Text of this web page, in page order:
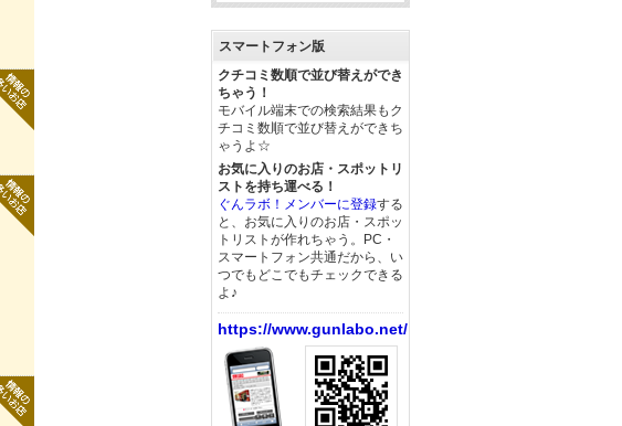
スマートフォン版
クチコミ数順で並び替えができ
ちゃう！
モバイル端末での検索結果もク
チコミ数順で並び替えができち
ゃうよ☆
お気に入りのお店・スポットリ
ストを持ち運べる！
ぐんラボ！メンバーに登録する
と、お気に入りのお店・スポッ
トリストが作れちゃう。PC・
スマートフォン共通だから、い
つでもどこでもチェックできる
よ♪
https://www.gunlabo.net/